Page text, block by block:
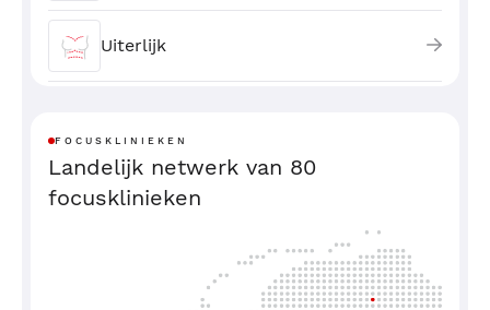
Uiterlijk
FOCUSKLINIEKEN
Landelijk netwerk van 80
focusklinieken